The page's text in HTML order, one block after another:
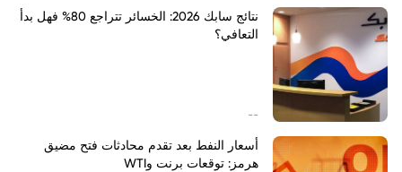
نتائج سابك 2026: الخسائر تتراجع 80% فهل بدأ
التعافي؟
--
أسعار النفط بعد تقدم محادثات فتح مضيق
هرمز: توقعات برنت وWTI